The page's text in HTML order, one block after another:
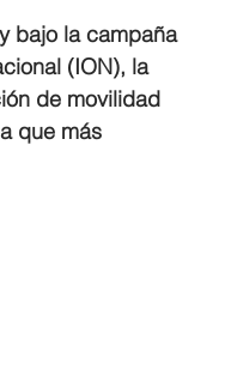
bajo la campaña
(ION), la
de movilidad
que más